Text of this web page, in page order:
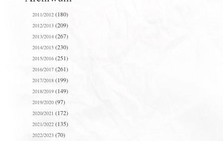
2011/2012(180)
2012/2013(209)
2013/2014(267)
2014/2015(230)
2015/2016(251)
2016/2017(261)
2017/2018(199)
2018/2019(149)
2019/2020(97)
2020/2021 (172)
2021/2022 (135)
2022/2023(70)